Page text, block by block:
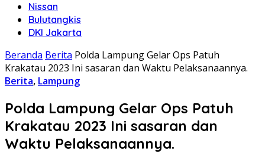
Nissan
Bulutangkis
DKI Jakarta
Beranda Berita Polda Lampung Gelar Ops Patuh
Krakatau 2023 Ini sasaran dan Waktu Pelaksanaannya.
Berita, Lampung
Polda Lampung Gelar Ops Patuh
Krakatau 2023 Ini sasaran dan
Waktu Pelaksanaannya.